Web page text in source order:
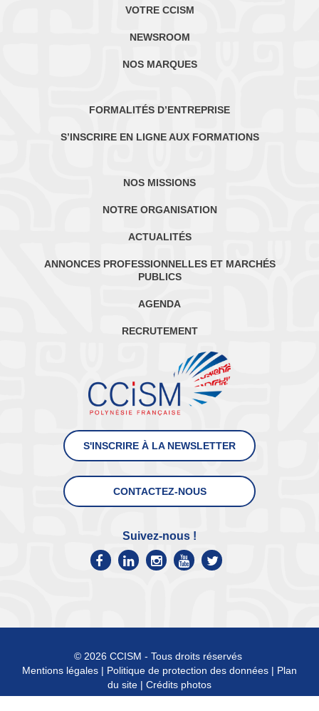
VOTRE CCISM
NEWSROOM
NOS MARQUES
FORMALITÉS D’ENTREPRISE
S’INSCRIRE EN LIGNE AUX FORMATIONS
NOS MISSIONS
NOTRE ORGANISATION
ACTUALITÉS
ANNONCES PROFESSIONNELLES ET MARCHÉS
PUBLICS
AGENDA
RECRUTEMENT
S'INSCRIRE À LA NEWSLETTER
CONTACTEZ-NOUS
Suivez-nous !
© 2026 CCISM - Tous droits réservés
Mentions légales | Politique de protection des données | Plan
du site | Crédits photos